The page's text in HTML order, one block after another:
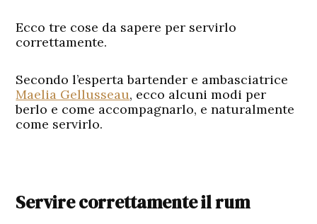
Ecco tre cose da sapere per servirlo
correttamente.
Secondo l’esperta bartender e ambasciatrice
Maelia Gellusseau, ecco alcuni modi per
berlo e come accompagnarlo, e naturalmente
come servirlo.
Servire correttamente il rum